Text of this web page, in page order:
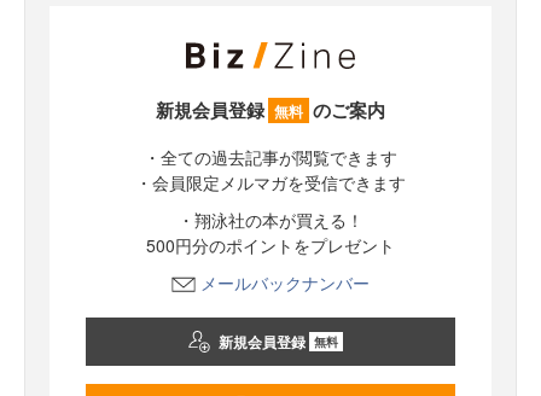
新規会員登録 無料 のご案内
・全ての過去記事が閲覧できます
・会員限定メルマガを受信できます
・翔泳社の本が買える！
500円分のポイントをプレゼント
メールバックナンバー
新規会員登録 無料